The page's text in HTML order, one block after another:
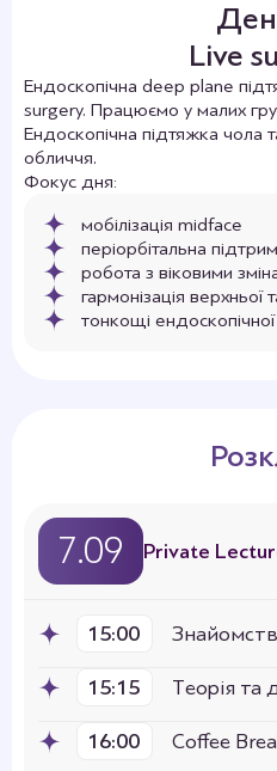
Live
Ендоскопічна deep plane
surgery. Працюємо у малих
Ендоскопічна підтяжка чола
обличчя.
Фокус дня:
мобілізація midface
періорбітальна
робота з віковими
гармонізація
тонкощі ендоскопічної
7.09 Private
15:00
15:15 Теорія та
16:00 Coffee